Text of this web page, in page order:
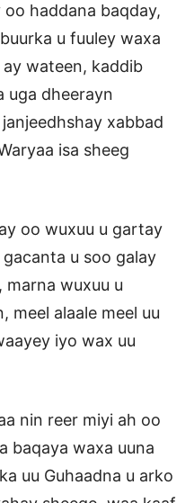
haddana baqday,
u fuuley waxa
wateen, kaddib
uga dheerayn
xabbad
isa sheeg
oo wuxuu u gartay
u soo galay
marna wuxuu u
meel alaale meel uu
iyo wax uu
nin reer miyi ah oo
baqaya waxa uuna
uu Guhaadna u arko